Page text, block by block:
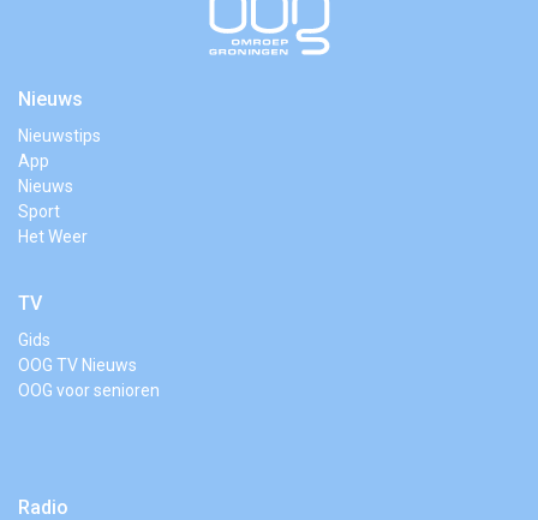
Nieuws
Nieuwstips
App
Nieuws
Sport
Het Weer
TV
Gids
OOG TV Nieuws
OOG voor senioren
Radio